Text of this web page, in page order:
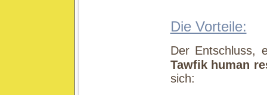
Die Vorteile:
Der Entschluss,
Tawfik human
sich: